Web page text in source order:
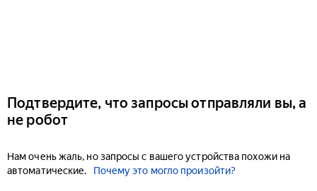
Подтвердите, что запросы отправляли вы, а
не робот
Нам очень жаль, но запросы с вашего устройства похожи на
автоматические.
Почему это могло произойти?